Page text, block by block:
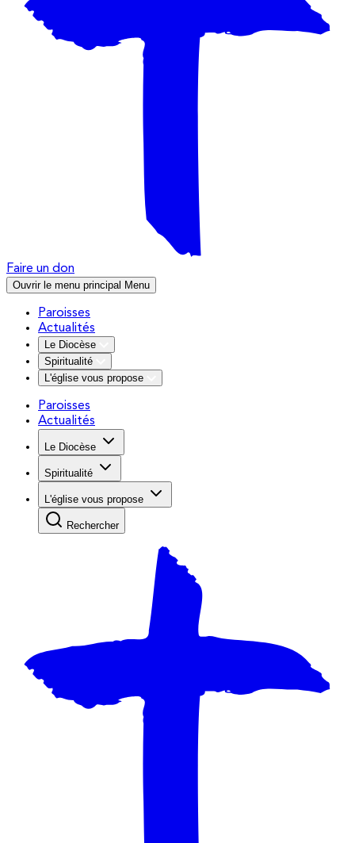
Faire un don
Ouvrir le menu principal Menu
Paroisses
Actualités
Le Diocèse
Spiritualité
L'église vous propose
Paroisses
Actualités
Le Diocèse
Spiritualité
L'église vous propose
Rechercher